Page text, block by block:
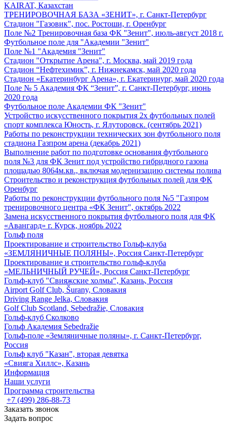
KAIRAT, Казахстан
ТРЕНИРОВОЧНАЯ БАЗА «ЗЕНИТ», г. Санкт-Петербург
Стадион "Газовик", пос. Ростоши, г. Оренбург
Поле №2 Тренировочная база ФК "Зенит", июль-август 2018 г.
Футбольное поле для "Академии "Зенит"
Поле №1 "Академия "Зенит"
Стадион "Открытие Арена", г. Москва, май 2019 года
Стадион “Нефтехимик”, г. Нижнекамск, май 2020 года
Стадион «Екатеринбург Арена», г. Екатеринург, май 2020 года
Поле № 5 Академия ФК “Зенит”, г. Санкт-Петербург, июнь
2020 года
Футбольное поле Академии ФК "Зенит"
Устройство искусственного покрытия 2х футбольных полей
спорт комплекса Юность, г. Ялуторовск. (сентябрь 2021)
Работы по реконструкции технических зон футбольного поля
стадиона Газпром арена (декабрь 2021)
Выполнение работ по подготовке основания футбольного
поля №3 для ФК Зенит под устройство гибридного газона
площадью 8064м.кв., включая модернизацию системы полива
Строительство и реконструкция футбольных полей для ФК
Оренбург
Работы по реконструкции футбольного поля №5 "Газпром
тренировочного центра «ФК Зенит", октябрь 2022
Замена искусственного покрытия футбольного поля для ФК
«Авангард» г. Курск, ноябрь 2022
Гольф поля
Проектирование и строительство Гольф-клуба
«ЗЕМЛЯНИЧНЫЕ ПОЛЯНЫ», Россия Санкт-Петербург
Проектирование и строительство гольф-клуба
«МЕЛЬНИЧНЫЙ РУЧЕЙ», Россия Санкт-Петербург
Гольф-клуб "Свияжские холмы", Казань, Россия
Airport Golf Club, Šurany, Словакия
Driving Range Jelka, Словакия
Golf Club Scotland, Sebedražie, Словакия
Гольф-клуб Сколково
Гольф Академия Sebedražie
Гольф-поле «Земляничные поляны», г. Санкт-Петербург,
Россия
Гольф клуб "Казан", вторая девятка
«Свияга Хиллс», Казань
Информация
Наши услуги
Программа строительства
+7 (499) 286-88-73
Заказать звонок
Задать вопрос